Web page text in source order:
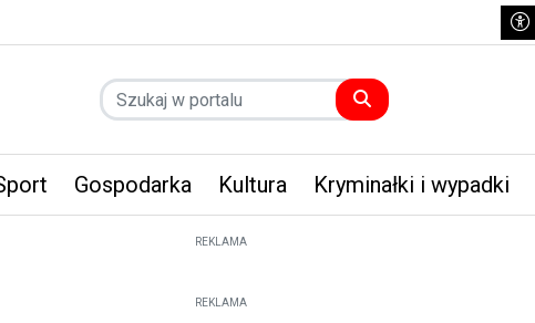
Gospodarka Kultura Kryminałki i wypadki
REKLAMA
REKLAMA